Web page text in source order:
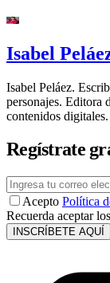
Isabel
Isabel Peláez.
personajes. Editora
contenidos digitales.
Regístrate
Acepto Política
Recuerda aceptar
INSCRÍBETE AQUÍ